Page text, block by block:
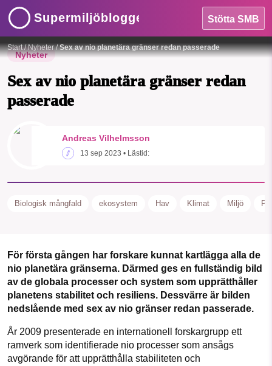
Supermiljöbloggen Stötta SMB
OMRÅDEN
Sök Sparade inlägg Tipsa oss
Facebook Instagram BlueSky
Threads LinkedIn
Start/Nyheter/Sex av nio planetära gränser redan passerade
Nyheter
Sex av nio planetära gränser redan
passerade
Bild av Alexander Antropov från Pixabay
Andreas Vilhelmsson
13 sep 2023 • Lästid:
Biologisk mångfald ekosystem Hav Klimat Miljö
För första gången har forskare kunnat kartlägga alla de
nio planetära gränserna. Därmed ges en fullständig bild
av de globala processer och system som upprätthåller
planetens stabilitet och resiliens. Dessvärre är bilden
nedslående med sex av nio gränser redan passerade.
År 2009 presenterade en internationell forskargrupp ett
ramverk som identifierade nio processer som ansågs
avgörande för att upprätthålla stabiliteten och
SMB kämpar för en hållbar framtid. Sedan
drivit miljödebatten framåt genom
vill vi utveckla vårt arbete – och vi
Stötta vårt arbete genom att swisha en slant till
1231368703
Läs vad vi vill göra